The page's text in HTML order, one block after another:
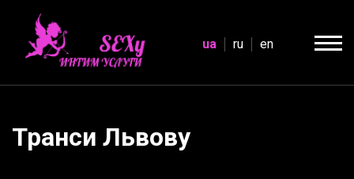
ua ru en
Транси Львову